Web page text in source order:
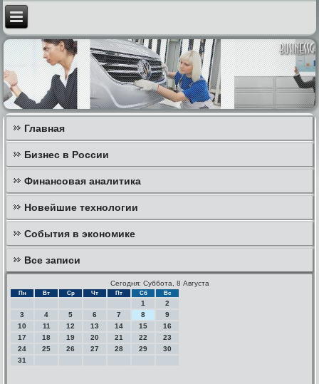
Главная
Бизнес в России
Финансовая аналитика
Новейшие технологии
События в экономике
Все записи
Сегодня: Суббота, 8 Августа
Пн Вт Ср Чт Пт Сб Вс
1
2
3
4 5 6 7 8
9
10
11 12 13 14 15
16
17
18 19 20 21 22
23
24
25 26 27 28 29
30
31